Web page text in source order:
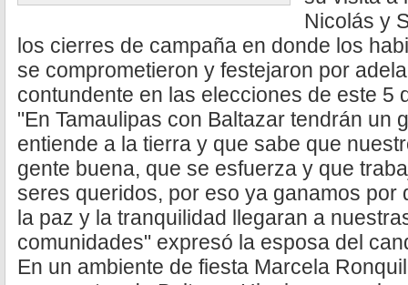
Nicolás y
los cierres de campaña en donde los
se comprometieron y festejaron por
contundente en las elecciones de este 5
"En Tamaulipas con Baltazar tendrán un
entiende a la tierra y que sabe que
gente buena, que se esfuerza y que
seres queridos, por eso ya ganamos por
la paz y la tranquilidad llegaran a
comunidades" expresó la esposa del
En un ambiente de fiesta Marcela